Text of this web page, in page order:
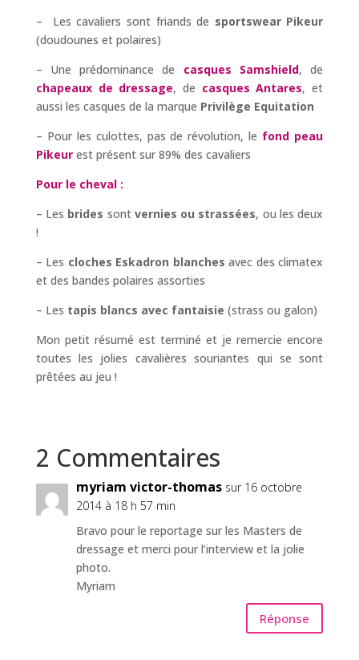
– Les cavaliers sont friands de sportswear Pikeur
(doudounes et polaires)
– Une prédominance de casques Samshield, de
chapeaux de dressage, de casques Antares, et
aussi les casques de la marque Privilège Equitation
– Pour les culottes, pas de révolution, le fond peau
Pikeurest présent sur 89% des cavaliers
Pour le cheval :
– Les brides sont vernies ou strassées, ou les deux
!
– Les cloches Eskadron blanches avec des climatex
et des bandes polaires assorties
– Les tapis blancs avec fantaisie (strass ou galon)
Mon petit résumé est terminé et je remercie encore
toutes les jolies cavalières souriantes qui se sont
prêtées au jeu !
2 Commentaires
myriam victor-thomas sur 16 octobre
2014 à 18 h 57 min
Bravo pour le reportage sur les Masters de
dressage et merci pour l’interview et la jolie
photo.
Myriam
Réponse